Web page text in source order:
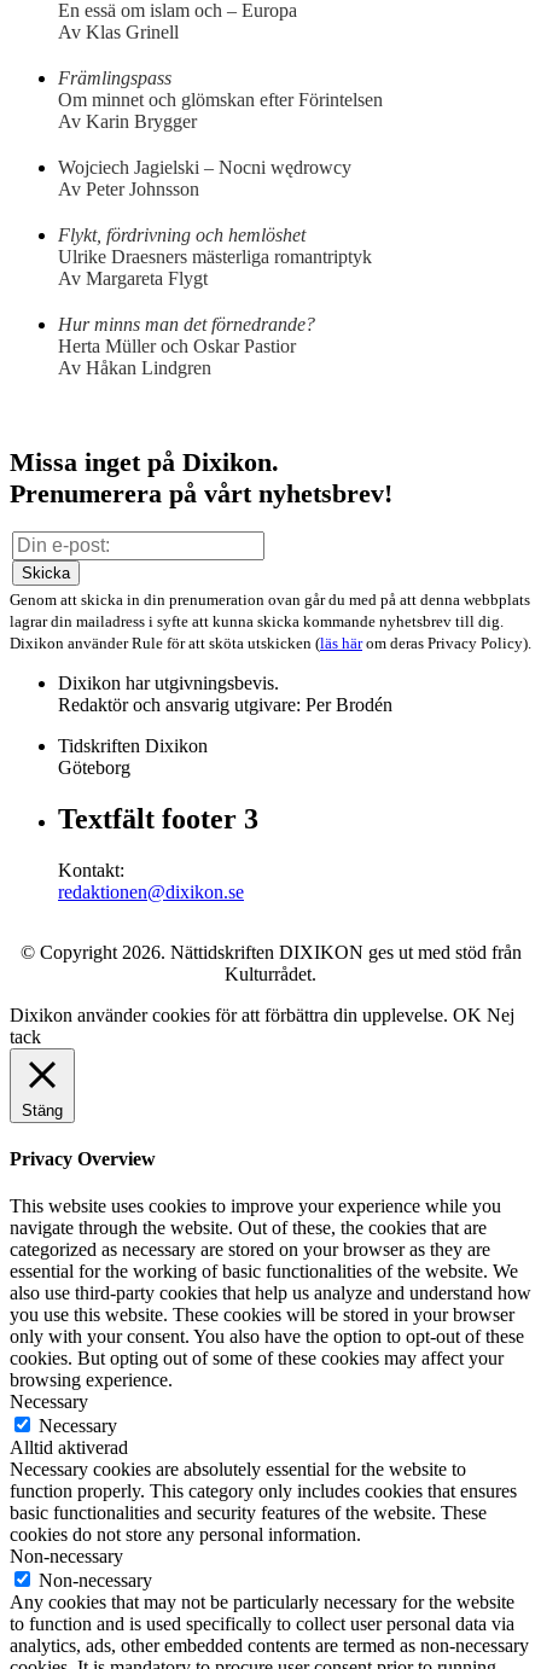
En essä om islam och – Europa
Av Klas Grinell
Främlingspass
Om minnet och glömskan efter Förintelsen
Av Karin Brygger
Wojciech Jagielski – Nocni wędrowcy
Av Peter Johnsson
Flykt, fördrivning och hemlöshet
Ulrike Draesners mästerliga romantriptyk
Av Margareta Flygt
Hur minns man det förnedrande?
Herta Müller och Oskar Pastior
Av Håkan Lindgren
Missa inget på Dixikon.
Prenumerera på vårt nyhetsbrev!
Skicka
Genom att skicka in din prenumeration ovan går du med på att denna webbplats
lagrar din mailadress i syfte att kunna skicka kommande nyhetsbrev till dig.
Dixikon använder Rule för att sköta utskicken (läs härom deras Privacy Policy).
Dixikon har utgivningsbevis.
Redaktör och ansvarig utgivare: Per Brodén
Tidskriften Dixikon
Göteborg
Textfält footer 3
Kontakt:
redaktionen@dixikon.se
© Copyright 2026. Nättidskriften DIXIKON ges ut med stöd från
Kulturrådet.
Dixikon använder cookies för att förbättra din upplevelse. OK Nej
tack
Stäng
Privacy Overview
This website uses cookies to improve your experience while you
navigate through the website. Out of these, the cookies that are
categorized as necessary are stored on your browser as they are
essential for the working of basic functionalities of the website. We
also use third-party cookies that help us analyze and understand how
you use this website. These cookies will be stored in your browser
only with your consent. You also have the option to opt-out of these
cookies. But opting out of some of these cookies may affect your
browsing experience.
Necessary
Necessary
Alltid aktiverad
Necessary cookies are absolutely essential for the website to
function properly. This category only includes cookies that ensures
basic functionalities and security features of the website. These
cookies do not store any personal information.
Non-necessary
Non-necessary
Any cookies that may not be particularly necessary for the website
to function and is used specifically to collect user personal data via
analytics, ads, other embedded contents are termed as non-necessary